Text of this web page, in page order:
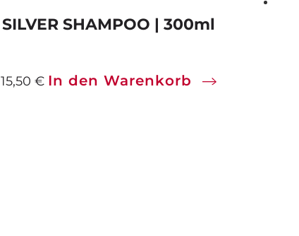
SILVER SHAMPOO | 300ml
15,50 € In den Warenkorb